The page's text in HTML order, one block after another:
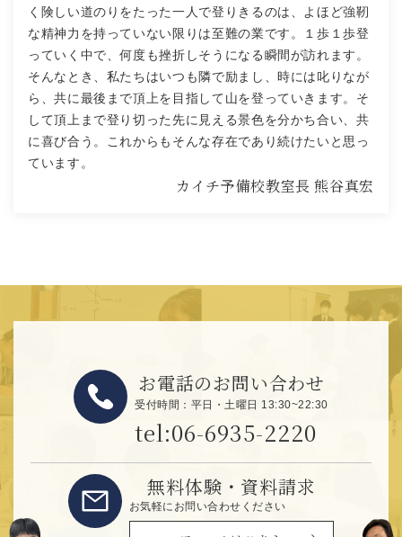
く険しい道のりをたった一人で登りきるのは、よほど強靭
な精神力を持っていない限りは至難の業です。１歩１歩登
っていく中で、何度も挫折しそうになる瞬間が訪れます。
そんなとき、私たちはいつも隣で励まし、時には叱りなが
ら、共に最後まで頂上を目指して山を登っていきます。そ
して頂上まで登り切った先に見える景色を分かち合い、共
に喜び合う。これからもそんな存在であり続けたいと思っ
ています。
カイチ予備校教室長 熊谷真宏
お電話のお問い合わせ
受付時間：平日・土曜日 13:30~22:30
tel:06-6935-2220
無料体験・資料請求
お気軽にお問い合わせください